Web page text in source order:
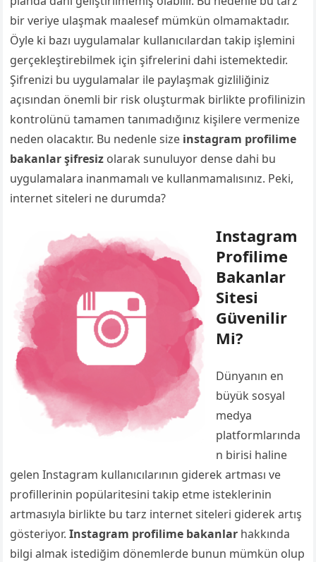
bir veriye ulaşmak maalesef mümkün olmamaktadır.
Öyle ki bazı uygulamalar kullanıcılardan takip işlemini
gerçekleştirebilmek için şifrelerini dahi istemektedir.
Şifrenizi bu uygulamalar ile paylaşmak gizliliğiniz
açısından önemli bir risk oluşturmak birlikte profilinizin
kontrolünü tamamen tanımadığınız kişilere vermenize
neden olacaktır. Bu nedenle size instagram profilime
bakanlar şifresiz olarak sunuluyor dense dahi bu
uygulamalara inanmamalı ve kullanmamalısınız. Peki,
internet siteleri ne durumda?
Instagram
Profilime
Bakanlar
Sitesi
Güvenilir
Mi?
Dünyanın en
büyük sosyal
medya
platformlarında
n birisi haline
gelen Instagram kullanıcılarının giderek artması ve
profillerinin popülaritesini takip etme isteklerinin
artmasıyla birlikte bu tarz internet siteleri giderek artış
gösteriyor.Instagram profilime bakanlar hakkında
bilgi almak istediğim dönemlerde bunun mümkün olup